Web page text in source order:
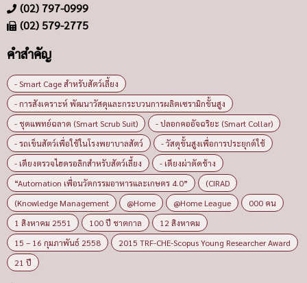
(02) 797-0999
(02) 579-2775
คำสำคัญ
- Smart Cage สำหรับสัตว์เลี้ยง
- การสังเคราะห์ พัฒนาวัสดุและกระบวนการผลิตเซรามิกขั้นสูง
- ชุดแพทย์ฉลาด (Smart Scrub Suit)
- ปลอกคออัจฉริยะ (Smart Collar)
- รถเข็นสัตว์เพื่อใช้ในโรงพยาบาลสัตว์
- วัสดุขั้นสูงเพื่อการประยุกต์ใช้
- เตียงตรวจไฮดรอลิกสำหรับสัตว์เลี้ยง
- เตียงผ่าตัดช้าง
“Automation เพื่อนวัตกรรมอาหารและเกษตร 4.0”
(CIRAD
(Knowledge Management
@Home @Home League
000 คน
1 สิงหาคม 2551
100 ปี ชาตกาล
12 สิงหาคม
15 – 16 กุมภาพันธ์ 2558
2015 TRF-CHE-Scopus Young Researcher Award
21 ปี